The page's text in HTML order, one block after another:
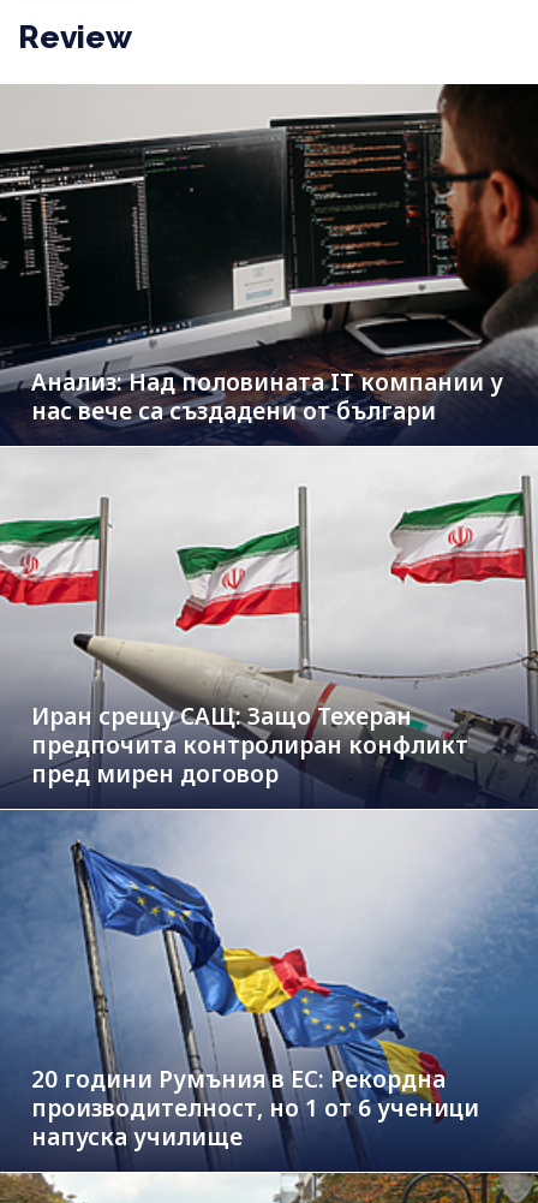
Review
Анализ: Над половината IT компании у
нас вече са създадени от българи
Иран срещу САЩ: Защо Техеран
предпочита контролиран конфликт
пред мирен договор
20 години Румъния в ЕС: Рекордна
производителност, но 1 от 6 ученици
напуска училище